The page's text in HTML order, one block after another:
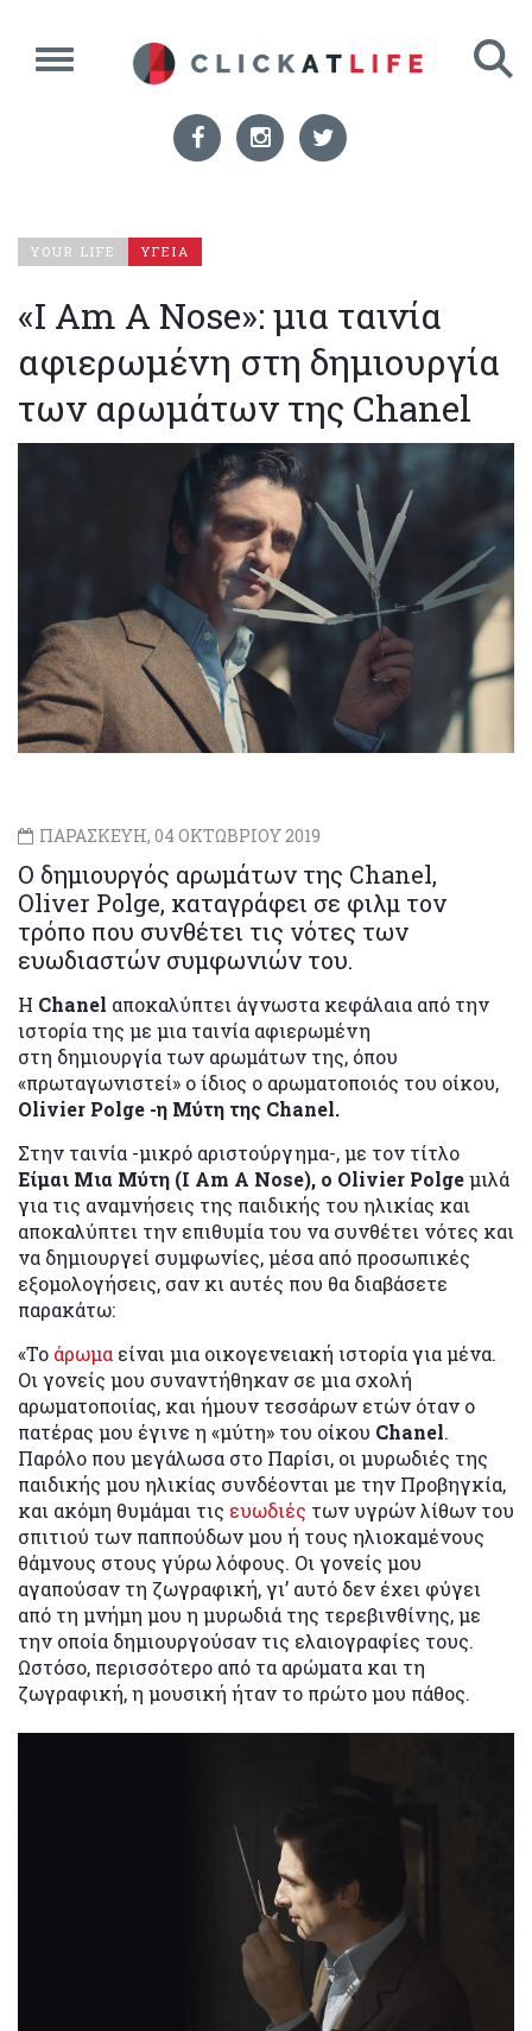
YOUR LIFE ΥΓΕΙΑ
«I Am A Nose»: μια ταινία
αφιερωμένη στη δημιουργία
των αρωμάτων της Chanel
ΠΑΡΑΣΚΕΥΗ, 04 ΟΚΤΩΒΡΙΟΥ 2019
Ο δημιουργός αρωμάτων της Chanel,
Oliver Polge, καταγράφει σε φιλμ τον
τρόπο που συνθέτει τις νότες των
ευωδιαστών συμφωνιών του.
Η Chanel αποκαλύπτει άγνωστα κεφάλαια από την
ιστορία της με μια ταινία αφιερωμένη
στη δημιουργία των αρωμάτων της, όπου
«πρωταγωνιστεί» ο ίδιος ο αρωματοποιός του οίκου,
Olivier Polge -η Μύτη της Chanel.
Στην ταινία -μικρό αριστούργημα-, με τον τίτλο
Είμαι Μια Μύτη (I Am A Nose), ο Olivier Polgeμιλά
για τις αναμνήσεις της παιδικής του ηλικίας και
αποκαλύπτει την επιθυμία του να συνθέτει νότες και
να δημιουργεί συμφωνίες, μέσα από προσωπικές
εξομολογήσεις, σαν κι αυτές που θα διαβάσετε
παρακάτω:
«Το άρωμα είναι μια οικογενειακή ιστορία για μένα.
Οι γονείς μου συναντήθηκαν σε μια σχολή
αρωματοποιίας, και ήμουν τεσσάρων ετών όταν ο
πατέρας μου έγινε η «μύτη» του οίκου Chanel.
Παρόλο που μεγάλωσα στο Παρίσι, οι μυρωδιές της
παιδικής μου ηλικίας συνδέονται με την Προβηγκία,
και ακόμη θυμάμαι τις ευωδιές των υγρών λίθων του
σπιτιού των παππούδων μου ή τους ηλιοκαμένους
θάμνους στους γύρω λόφους. Οι γονείς μου
αγαπούσαν τη ζωγραφική, γι’ αυτό δεν έχει φύγει
από τη μνήμη μου η μυρωδιά της τερεβινθίνης, με
την οποία δημιουργούσαν τις ελαιογραφίες τους.
Ωστόσο, περισσότερο από τα αρώματα και τη
ζωγραφική, η μουσική ήταν το πρώτο μου πάθος.